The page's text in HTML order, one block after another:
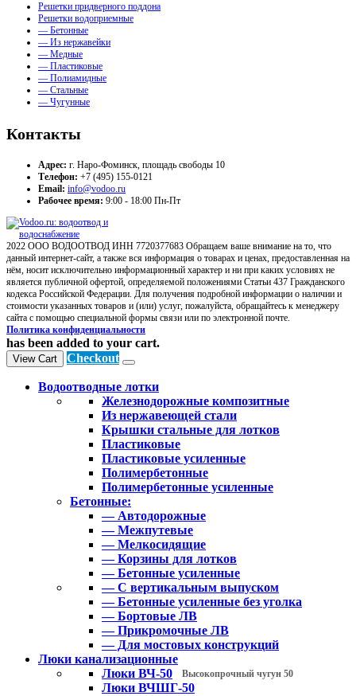
Решетки придверного поддона
Решетки водоприемные
— Бетонные
— Из нержавейки
— Медные
— Пластиковые
— Полиамидные
— Стальные
— Чугунные
Контакты
Адрес: г. Наро-Фоминск, площадь свободы 10
Телефон: +7 (495) 155-0121
Email: info@vodoo.ru
Рабочее время: 9:00 - 18:00 Пн-Пт
2022 ООО ВОДООТВОД ИНН 7720377683 Обращаем ваше внимание на то, что
данный интернет-сайт, а также вся информация о товарах и ценах, предоставленная на
нём, носит исключительно информационный характер и ни при каких условиях не
является публичной офертой, определяемой положениями Статьи 437 Гражданского
кодекса Российской Федерации. Для получения подробной информации о наличии и
стоимости указанных товаров и (или) услуг, пожалуйста, обращайтесь к менеджеру
сайта с помощью специальной формы связи или по электронной почте.
Политика конфиденциальности
has been added to your cart.
View Cart Checkout
Водоотводные лотки
Железнодорожные композитные
Из нержавеющей стали
Крышки стальные для лотков
Пластиковые
Пластиковые усиленные
Полимербетонные
Полимербетонные усиленные
Бетонные:
— Автодорожные
— Межпутевые
— Мелкосидящие
— Корзины для лотков
— Бетонные усиленные
— С вертикальным выпуском
— Бетонные усиленные без уголка
— Бортовые ЛВ
— Прикромочные ЛВ
— Для мостовых конструкций
Люки канализационные
Люки ВЧ-50
Высокопрочный чугун 50
Люки ВЧШГ-50